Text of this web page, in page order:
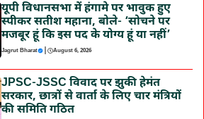
यूपी विधानसभा में हंगामे पर भावुक हुए
स्पीकर सतीश महाना, बोले- ‘सोचने पर
मजबूर हूं कि इस पद के योग्य हूं या नहीं’
Jagrut Bharat | August 6, 2026
JPSC-JSSC विवाद पर झुकी हेमंत
सरकार, छात्रों से वार्ता के लिए चार मंत्रियों
की समिति गठित